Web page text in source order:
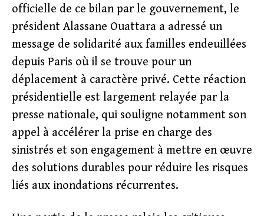
officielle de ce bilan par le gouvernement, le
président Alassane Ouattara a adressé un
message de solidarité aux familles endeuillées
depuis Paris où il se trouve pour un
déplacement à caractère privé. Cette réaction
présidentielle est largement relayée par la
presse nationale, qui souligne notamment son
appel à accélérer la prise en charge des
sinistrés et son engagement à mettre en œuvre
des solutions durables pour réduire les risques
liés aux inondations récurrentes.